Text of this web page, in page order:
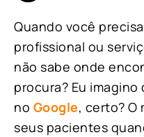
Quando você
profissional ou
não sabe onde
procura? Eu
no Google, certo? O
seus pacientes